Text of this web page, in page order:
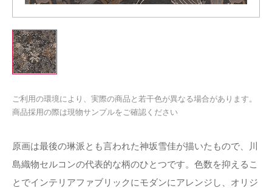
ご利用の環境により、実際の商品と若干色が異なる場合があります。
商品採用の際は現物サンプルをご確認ください
原画は最後の琳派とも言われた神坂雪佳が描いたもので、川
島織物セルコンの代表的な柄のひとつです。色数を抑えるこ
とでインテリアファブリックにモダンにアレンジし、オリジ